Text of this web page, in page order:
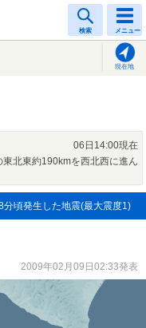
検索 メニュー
現在地
06日14:00現在
北東約190kmを西北西に進ん
分頃発生した地震(最大震度1)
2009年02月09日02:33発表